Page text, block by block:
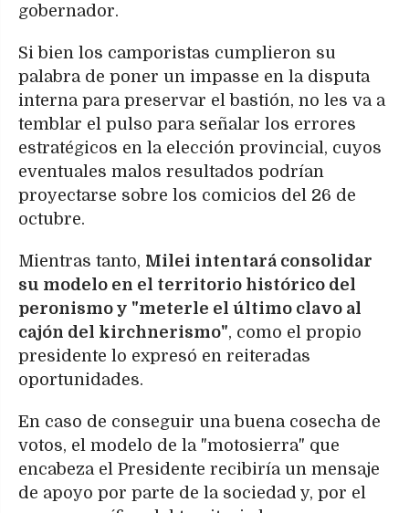
gobernador.
Si bien los camporistas cumplieron su
palabra de poner un impasse en la disputa
interna para preservar el bastión, no les va a
temblar el pulso para señalar los errores
estratégicos en la elección provincial, cuyos
eventuales malos resultados podrían
proyectarse sobre los comicios del 26 de
octubre.
Mientras tanto, Milei intentará consolidar
su modelo en el territorio histórico del
peronismo y "meterle el último clavo al
cajón del kirchnerismo", como el propio
presidente lo expresó en reiteradas
oportunidades.
En caso de conseguir una buena cosecha de
votos, el modelo de la "motosierra" que
encabeza el Presidente recibiría un mensaje
de apoyo por parte de la sociedad y, por el